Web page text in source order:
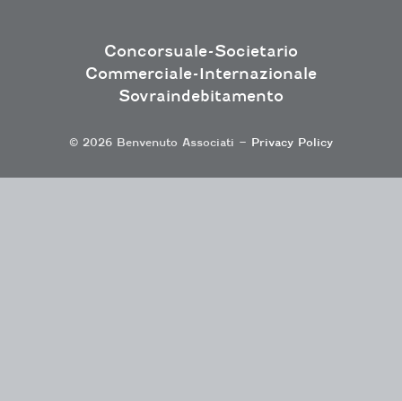
Concorsuale-Societario
Commerciale-Internazionale
Sovraindebitamento
© 2026 Benvenuto Associati – Privacy Policy